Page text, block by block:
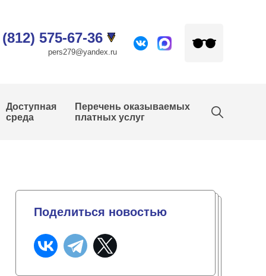
575-67-36
pers279@yandex.ru
Доступная
среда
Перечень оказываемых
платных услуг
Поделиться новостью